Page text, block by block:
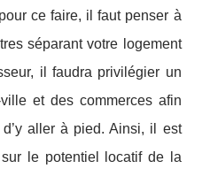
ce faire, il faut penser à
séparant votre logement
il faudra privilégier un
et des commerces afin
aller à pied. Ainsi, il est
le potentiel locatif de la